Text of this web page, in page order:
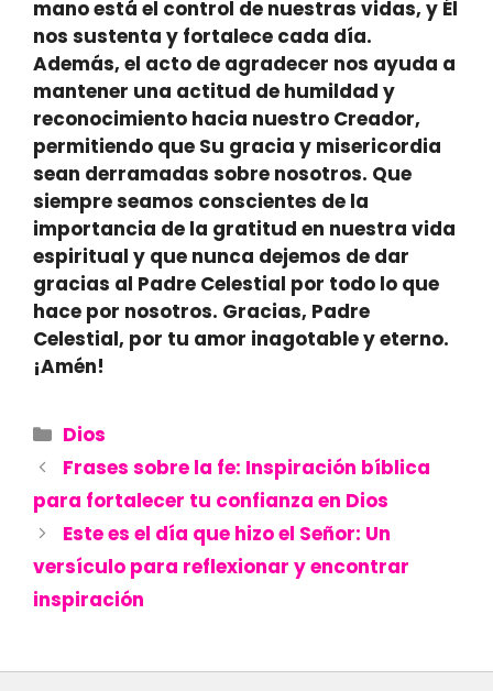
mano está el control de nuestras vidas, y Él
nos sustenta y fortalece cada día.
Además, el acto de agradecer nos ayuda a
mantener una actitud de humildad y
reconocimiento hacia nuestro Creador,
permitiendo que Su gracia y misericordia
sean derramadas sobre nosotros. Que
siempre seamos conscientes de la
importancia de la gratitud en nuestra vida
espiritual y que nunca dejemos de dar
gracias al Padre Celestial por todo lo que
hace por nosotros. Gracias, Padre
Celestial, por tu amor inagotable y eterno.
¡Amén!
Categories
Dios
Frases sobre la fe: Inspiración bíblica
para fortalecer tu confianza en Dios
Este es el día que hizo el Señor: Un
versículo para reflexionar y encontrar
inspiración